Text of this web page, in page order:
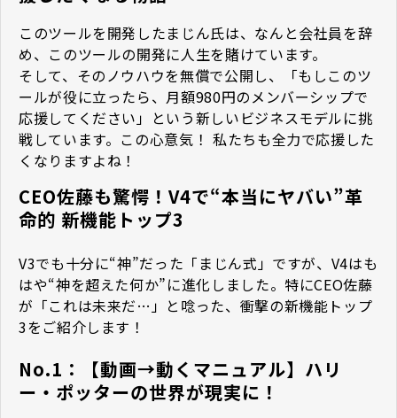
このツールを開発したまじん氏は、なんと会社員を辞
め、このツールの開発に人生を賭けています。
そして、そのノウハウを無償で公開し、「もしこのツ
ールが役に立ったら、月額980円のメンバーシップで
応援してください」という新しいビジネスモデルに挑
戦しています。この心意気！ 私たちも全力で応援した
くなりますよね！
CEO佐藤も驚愕！V4で“本当にヤバい”革
命的 新機能トップ3
V3でも十分に“神”だった「まじん式」ですが、V4はも
はや“神を超えた何か”に進化しました。特にCEO佐藤
が「これは未来だ…」と唸った、衝撃の新機能トップ
3をご紹介します！
No.1：【動画→動くマニュアル】ハリ
ー・ポッターの世界が現実に！